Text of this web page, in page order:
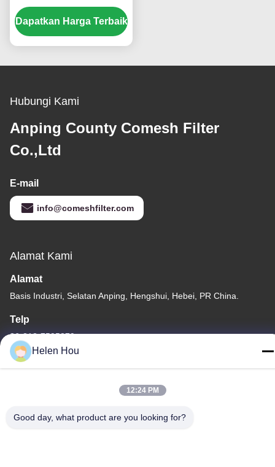
Untuk Budidaya Babi,
Tahan Korosi
Dapatkan Harga Terbaik
Hubungi Kami
Anping County Comesh Filter
Co.,Ltd
E-mail
info@comeshfilter.com
Alamat Kami
Alamat
Basis Industri, Selatan Anping, Hengshui, Hebei, PR China.
Telp
86-318-7595879
Helen Hou
12:24 PM
Good day, what product are you looking for?